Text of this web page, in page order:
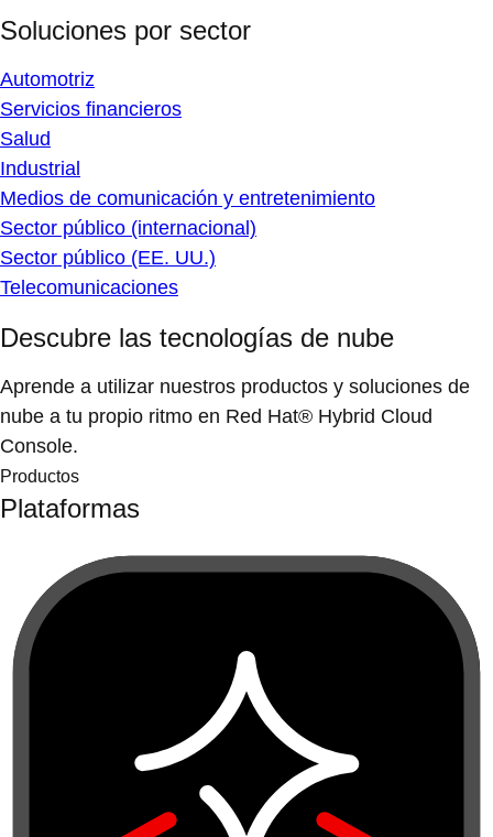
Soluciones por sector
Automotriz
Servicios financieros
Salud
Industrial
Medios de comunicación y entretenimiento
Sector público (internacional)
Sector público (EE. UU.)
Telecomunicaciones
Descubre las tecnologías de nube
Aprende a utilizar nuestros productos y soluciones de
nube a tu propio ritmo en Red Hat® Hybrid Cloud
Console.
Productos
Plataformas